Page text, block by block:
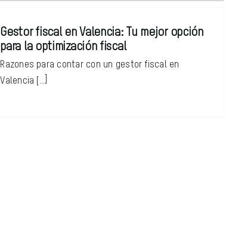
Gestor fiscal en Valencia: Tu mejor opción
para la optimización fiscal
Razones para contar con un gestor fiscal en
Valencia [...]